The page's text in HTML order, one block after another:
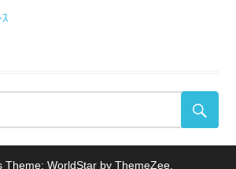
Theme: WorldStar by ThemeZee.